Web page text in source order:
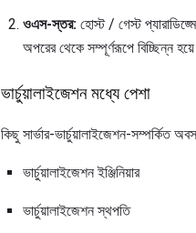
ওএস-স্তর: হোস্ট / গেস্ট
অপরের থেকে সম্পূর্ণরূপে বিচ্ছিন্ন
ভার্চুয়ালাইজেশন মধ্যে পেশা
কিছু সার্ভার-ভার্চুয়ালাইজেশন-সম্পর্কিত
ভার্চুয়ালাইজেশন ইঞ্জিনিয়ার
ভার্চুয়ালাইজেশন স্থপতি